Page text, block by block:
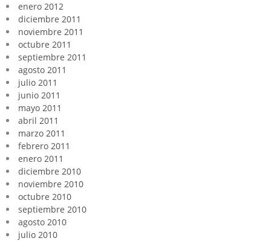
enero 2012
diciembre 2011
noviembre 2011
octubre 2011
septiembre 2011
agosto 2011
julio 2011
junio 2011
mayo 2011
abril 2011
marzo 2011
febrero 2011
enero 2011
diciembre 2010
noviembre 2010
octubre 2010
septiembre 2010
agosto 2010
julio 2010